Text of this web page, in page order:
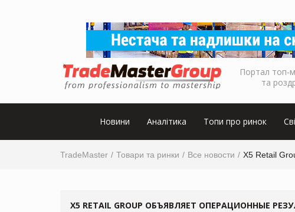
Портал топ-
та
Новини Аналітика Топи про ринок
TradeMaster Товари та ринки Все новости X5 Retail
X5 RETAIL GROUP ОБЪЯВЛЯЕТ ОПЕРАЦИОННЫЕ